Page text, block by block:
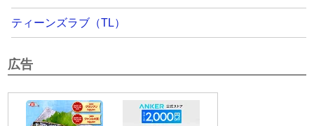
ティーンズラブ（TL）
広告